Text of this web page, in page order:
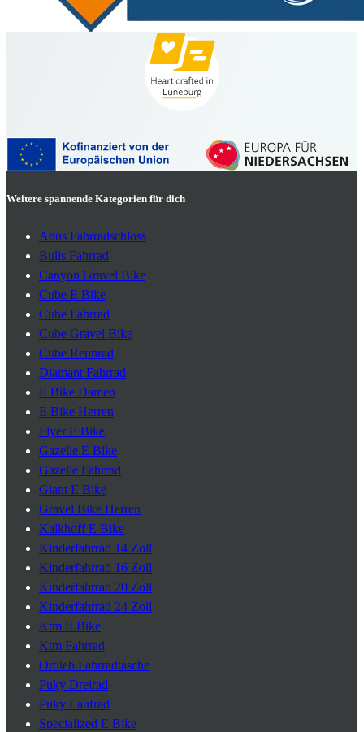
Weitere spannende Kategorien für dich
Abus Fahrradschloss
Bulls Fahrrad
Canyon Gravel Bike
Cube E Bike
Cube Fahrrad
Cube Gravel Bike
Cube Rennrad
Diamant Fahrrad
E Bike Damen
E Bike Herren
Flyer E Bike
Gazelle E Bike
Gazelle Fahrrad
Giant E Bike
Gravel Bike Herren
Kalkhoff E Bike
Kinderfahrrad 14 Zoll
Kinderfahrrad 16 Zoll
Kinderfahrrad 20 Zoll
Kinderfahrrad 24 Zoll
Ktm E Bike
Ktm Fahrrad
Ortlieb Fahrradtasche
Puky Dreirad
Puky Laufrad
Specialized E Bike